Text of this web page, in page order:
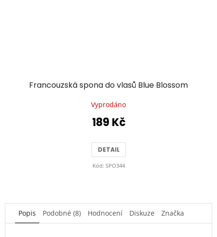
Francouzská spona do vlasů Blue Blossom
Vyprodáno
189 Kč
DETAIL
Kód: SPO344
Popis Podobné (8) Hodnocení Diskuze Značka